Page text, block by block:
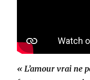
« L’amour vrai ne